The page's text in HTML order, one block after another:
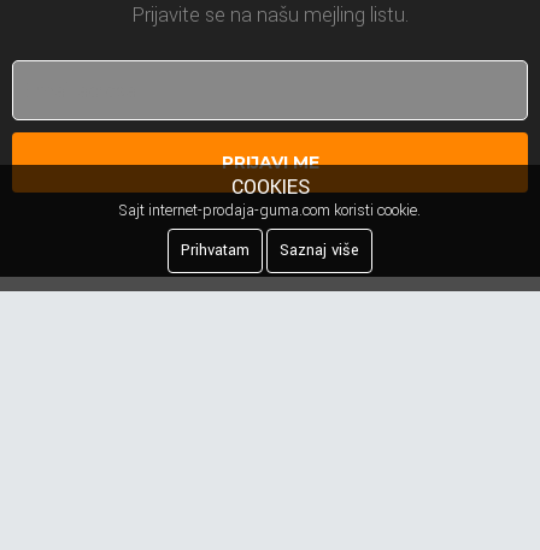
Prijavite se na našu mejling listu.
PRIJAVI ME
COOKIES
Sajt internet-prodaja-guma.com koristi cookie.
Prihvatam
Saznaj više